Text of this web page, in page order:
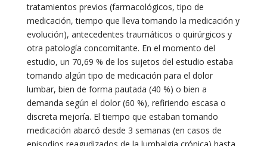
tratamientos previos (farmacológicos, tipo de
medicación, tiempo que lleva tomando la medicación y
evolución), antecedentes traumáticos o quirúrgicos y
otra patología concomitante. En el momento del
estudio, un 70,69 % de los sujetos del estudio estaba
tomando algún tipo de medicación para el dolor
lumbar, bien de forma pautada (40 %) o bien a
demanda según el dolor (60 %), refiriendo escasa o
discreta mejoría. El tiempo que estaban tomando
medicación abarcó desde 3 semanas (en casos de